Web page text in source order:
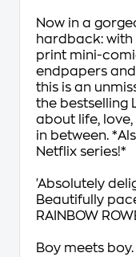
Now in a
hardback: with
print mini-
endpapers
this is an
the bestselling
about life,
in between.
Netflix series!*
'Absolutely
Beautifully
RAINBOW
Boy meets